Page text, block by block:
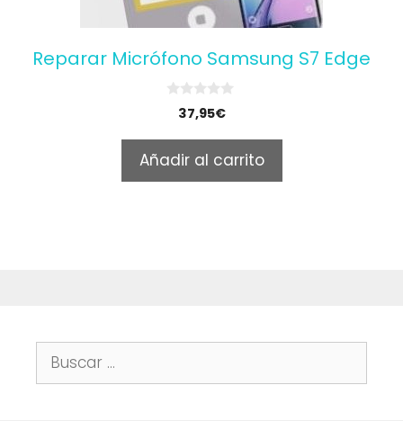
Reparar Micrófono Samsung S7 Edge
o
f
5
37,95€
Añadir al carrito
Buscar: